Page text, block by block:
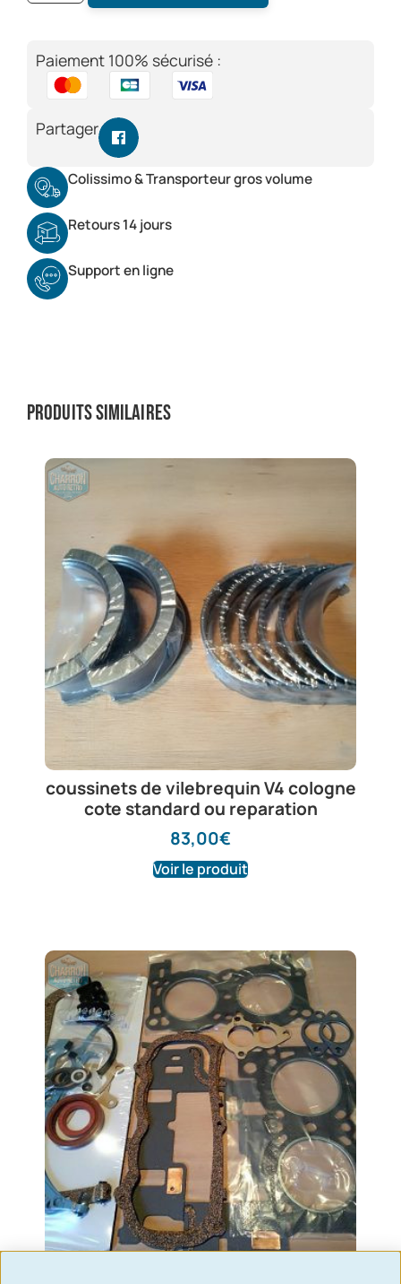
Paiement 100% sécurisé :
Partager
Colissimo & Transporteur gros volume
Retours 14 jours
Support en ligne
Produits similaires
coussinets de vilebrequin V4 cologne
cote standard ou reparation
83,00€
Voir le produit